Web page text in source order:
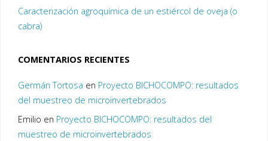
Caracterización agroquímica de un estiércol de oveja (o
cabra)
COMENTARIOS RECIENTES
Germán Tortosa en Proyecto BICHOCOMPO: resultados
del muestreo de microinvertebrados
Emilio en Proyecto BICHOCOMPO: resultados del
muestreo de microinvertebrados